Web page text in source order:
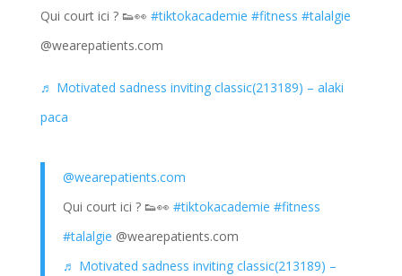
Qui court ici ? 👟👀 #tiktokacademie #fitness #talalgie
@wearepatients.com
♬ Motivated sadness inviting classic(213189) – alaki
paca
@wearepatients.com
Qui court ici ? 👟👀 #tiktokacademie #fitness
#talalgie @wearepatients.com
♬ Motivated sadness inviting classic(213189) –